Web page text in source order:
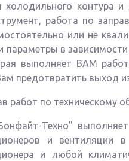
холодильного контура
работа по
или не
параметры в
выполняет ВАМ
предотвратить выход
работ по техническому
Техно" выполняет
и вентиляции
и любой